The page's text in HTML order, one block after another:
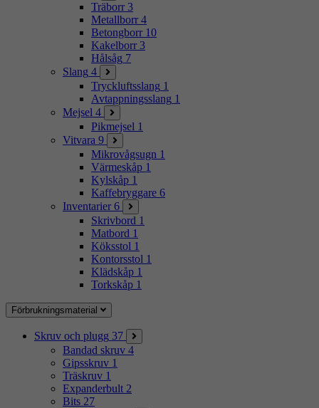
Träborr 3
Metallborr 4
Betongborr 10
Kakelborr 3
Hålsåg 7
Slang 4
Tryckluftsslang 1
Avtappningsslang 1
Mejsel 4
Pikmejsel 1
Vitvara 9
Mikrovågsugn 1
Värmeskåp 1
Kylskåp 1
Kaffebryggare 6
Inventarier 6
Skrivbord 1
Matbord 1
Köksstol 1
Kontorsstol 1
Klädskåp 1
Torkskåp 1
Förbrukningsmaterial
Skruv och plugg 37
Bandad skruv 4
Gipsskruv 1
Träskruv 1
Expanderbult 2
Bits 27